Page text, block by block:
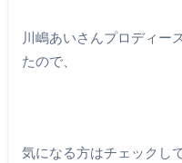
川嶋あいさんプロディー
たので、
気になる方はチェックし